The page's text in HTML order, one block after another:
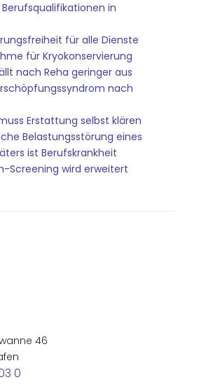
in
für alle Dienste
für Kryokonservierung
nach Reha geringer aus
nach
Erstattung selbst klären
Belastungsstörung eines
ist Berufskrankheit
Screening wird erweitert
46
0